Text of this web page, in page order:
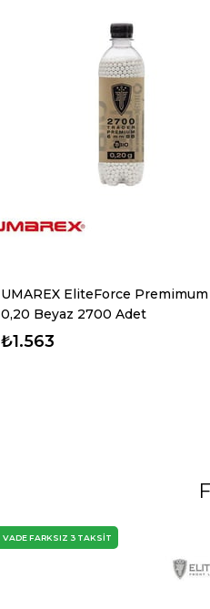
UMAREX EliteForce
0,20 Beyaz 2700 Adet
₺1.563
VADE FARKSIZ 3 TAKSİT